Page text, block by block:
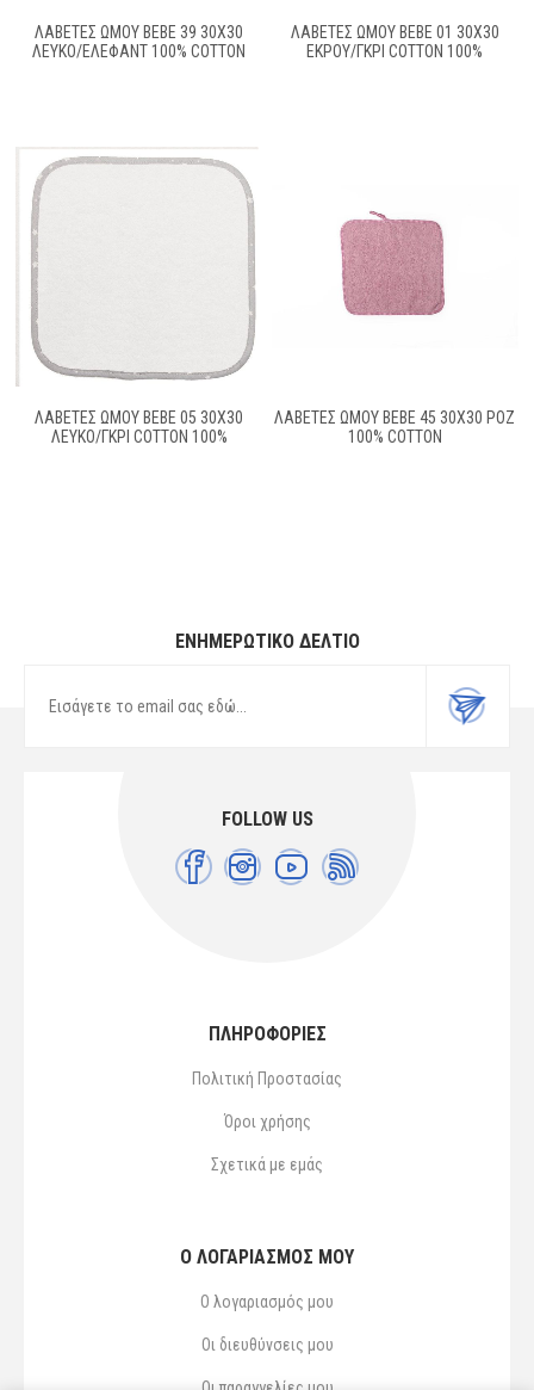
ΛΑΒΕΤΕΣ ΩΜΟΥ BEBE 39 30X30
ΛΕΥΚΌ/ΈΛΕΦΑΝΤ 100% COTTON
ΛΑΒΕΤΕΣ ΩΜΟΥ BEBE 01 30Χ30
ΕΚΡΟΥ/ΓΚΡΙ COTTON 100%
ΛΑΒΕΤΕΣ ΩΜΟΥ BEBE 05 30Χ30
ΛΕΥΚΟ/ΓΚΡΙ COTTON 100%
ΛΑΒΕΤΕΣ ΩΜΟΥ BEBE 45 30X30 ΡΟΖ
100% COTTON
ΕΝΗΜΕΡΩΤΙΚΌ ΔΕΛΤΊΟ
FOLLOW US
ΠΛΗΡΟΦΟΡΙΕΣ
Πολιτική Προστασίας
Όροι χρήσης
Σχετικά με εμάς
Ο ΛΟΓΑΡΙΑΣΜΌΣ ΜΟΥ
Ο λογαριασμός μου
Οι διευθύνσεις μου